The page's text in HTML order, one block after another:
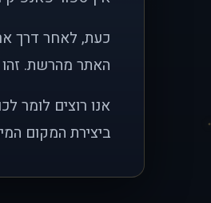
כעת, לאחר דרך
האתר מהרשת. זהו
אנו רוצים לומר
ביצירת המקום